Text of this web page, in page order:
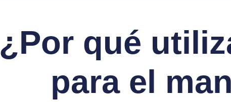
¿Por qué
para el